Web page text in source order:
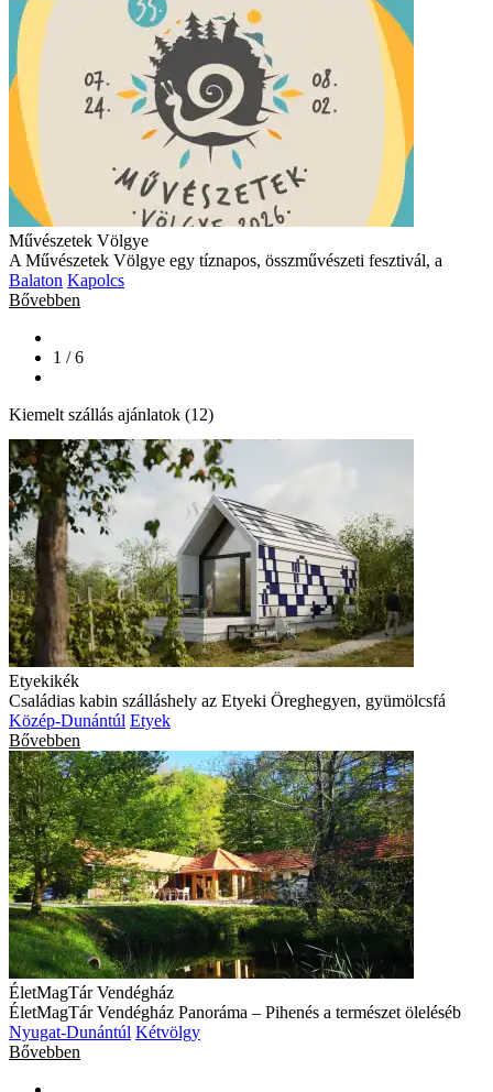
Művészetek Völgye
A Művészetek Völgye egy tíznapos, összművészeti fesztivál, a
Balaton Kapolcs
Bővebben
1 / 6
Kiemelt szállás ajánlatok (12)
Etyekikék
Családias kabin szálláshely az Etyeki Öreghegyen, gyümölcsfá
Közép-Dunántúl Etyek
Bővebben
ÉletMagTár Vendégház
ÉletMagTár Vendégház Panoráma – Pihenés a természet öleléséb
Nyugat-Dunántúl Kétvölgy
Bővebben